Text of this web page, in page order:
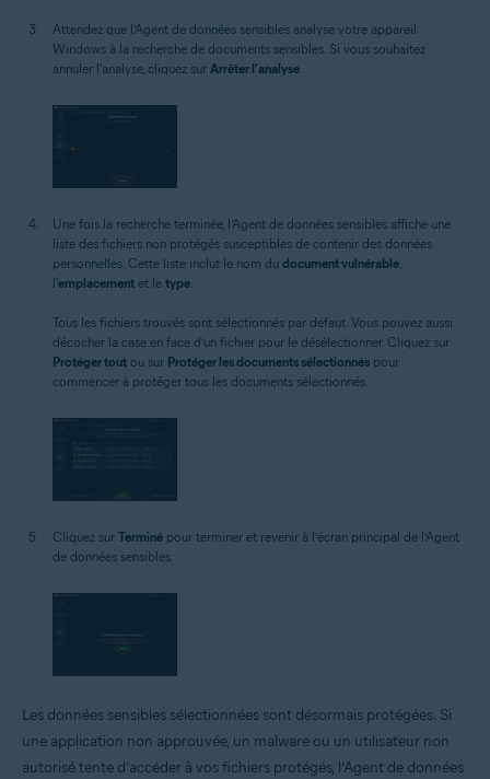
Attendez que l’Agent de données sensibles analyse votre appareil
Windows à la recherche de documents sensibles. Si vous souhaitez
annuler l'analyse, cliquez sur Arrêter l'analyse.
Une fois la recherche terminée, l’Agent de données sensibles affiche une
liste des fichiers non protégés susceptibles de contenir des données
personnelles. Cette liste inclut le nom du document vulnérable,
l'emplacement et le type.
Tous les fichiers trouvés sont sélectionnés par défaut. Vous pouvez aussi
décocher la case en face d’un fichier pour le désélectionner. Cliquez sur
Protéger tout ou sur Protéger les documents sélectionnés pour
commencer à protéger tous les documents sélectionnés.
Cliquez sur Terminé pour terminer et revenir à l’écran principal de l’Agent
de données sensibles.
Les données sensibles sélectionnées sont désormais protégées. Si
une application non approuvée, un malware ou un utilisateur non
autorisé tente d’accéder à vos fichiers protégés, l’Agent de données